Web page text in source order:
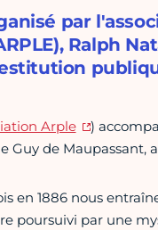
par
Ralph
Arple
)
Guy de Maupassant,
en 1886 nous
poursuivi par une